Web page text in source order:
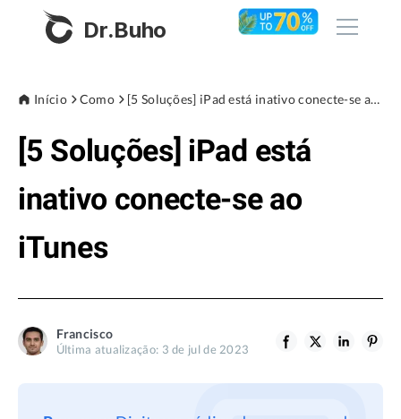
Dr.Buho
Produtos
BuhoCleaner
BuhoRepair
BuhoLaunchpad
Loja
Blog
Início Como [5 Soluções] iPad está inativo conecte-se ao iTunes
[5 Soluções] iPad está
inativo conecte-se ao
iTunes
Francisco
Última atualização: 3 de jul de 2023